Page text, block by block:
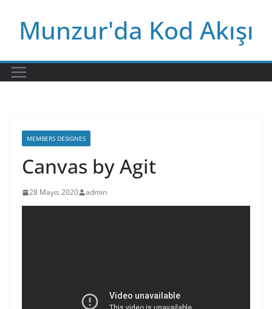
contentMunzur'da Kod Akışı
MEMBERS DESIGNES
Canvas by Agit
28 Mayıs 2020 admin